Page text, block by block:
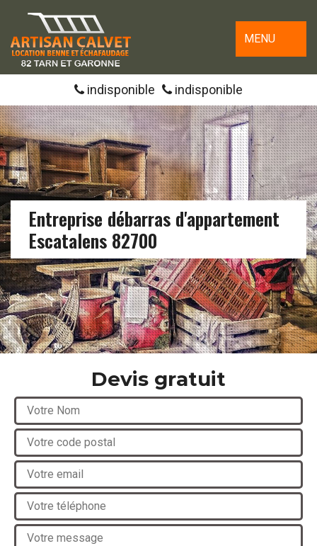
MENU
indisponible indisponible
Entreprise débarras d'appartement
Escatalens 82700
Devis gratuit